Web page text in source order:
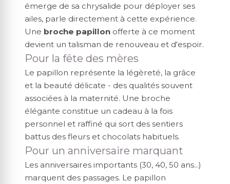
émerge de sa chrysalide pour déployer ses
ailes, parle directement à cette expérience.
Une broche papillon offerte à ce moment
devient un talisman de renouveau et d'espoir.
Pour la fête des mères
Le papillon représente la légèreté, la grâce
et la beauté délicate - des qualités souvent
associées à la maternité. Une broche
élégante constitue un cadeau à la fois
personnel et raffiné qui sort des sentiers
battus des fleurs et chocolats habituels.
Pour un anniversaire marquant
Les anniversaires importants (30, 40, 50 ans...)
marquent des passages. Le papillon